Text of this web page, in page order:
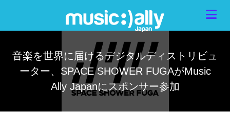
音楽を世界に届けるデジタルディストリビュ
ーター、SPACE SHOWER FUGAがMusic
Ally Japanにスポンサー参加